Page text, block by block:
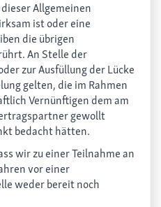
Allgemeinen
ist oder eine
die übrigen
An Stelle der
zur Ausfüllung der Lücke
gelten, die im Rahmen
Vernünftigen dem am
gewollt
bedacht hätten.
wir zu einer Teilnahme an
vor einer
weder bereit noch